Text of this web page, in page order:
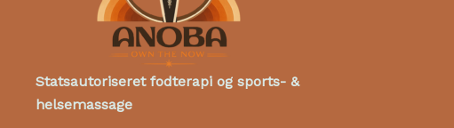
Statsautoriseret fodterapi og sports- &
helsemassage